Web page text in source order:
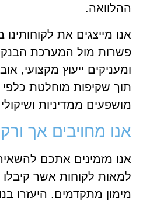
ההלוואה.
אנו מייצגים את
פשרות מול המערכת
ומעניקים ייעוץ מקצועי,
תוך שקיפות מוחלטת כלפי
מושפעים ממדיניות
אנו מחויבים אך
אנו מזמינים אתכם
למאות לקוחות אשר קיבלו
מימון מתקדמים. היעזרו